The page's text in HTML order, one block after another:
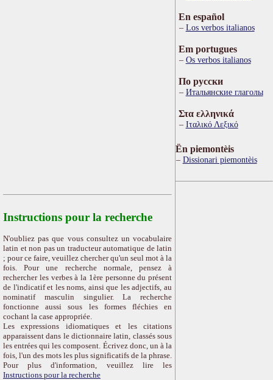
Instructions pour la recherche
N'oubliez pas que vous consultez un vocabulaire
latin et non pas un traducteur automatique de latin
; pour ce faire, veuillez chercher qu'un seul mot à la
fois. Pour une recherche normale, pensez à
rechercher les verbes à la 1ère personne du présent
de l'indicatif et les noms, ainsi que les adjectifs, au
nominatif masculin singulier. La recherche
fonctionne aussi sous les formes fléchies en
cochant la case appropriée.
Les expressions idiomatiques et les citations
apparaissent dans le dictionnaire latin, classés sous
les entrées qui les composent. Écrivez donc, un à la
fois, l'un des mots les plus significatifs de la phrase.
Pour plus d'information, veuillez lire les
Instructions pour la recherche
En español
Los verbos italianos
Em portugues
Os verbos italianos
По русски
Итальянские глаголы
Στα ελληνικά
Ιταλικό Λεξικό
Ën piemontèis
Dissionari piemontèis